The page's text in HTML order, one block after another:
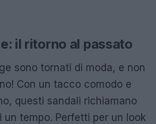
il ritorno al passato
sono tornati di moda, e non
Con un tacco comodo e
questi sandali richiamano
un tempo. Perfetti per un look